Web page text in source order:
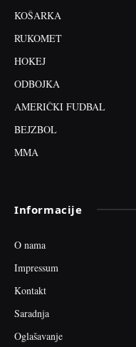
KOŠARKA
RUKOMET
HOKEJ
ODBOJKA
AMERIČKI FUDBAL
BEJZBOL
MMA
Informacije
O nama
Impressum
Kontakt
Saradnja
Oglašavanje